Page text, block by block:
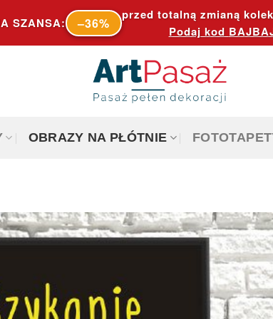
SZANSA: –36%
przed totalną zmianą
Podaj kod
OBRAZY NA PŁÓTNIE